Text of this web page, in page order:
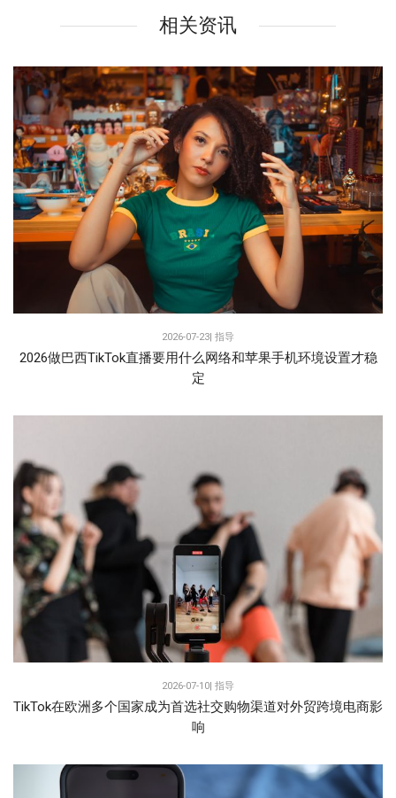
相关资讯
2026-07-23| 指导
2026做巴西TikTok直播要用什么网络和苹果手机环境设置才稳
定
2026-07-10| 指导
TikTok在欧洲多个国家成为首选社交购物渠道对外贸跨境电商影
响